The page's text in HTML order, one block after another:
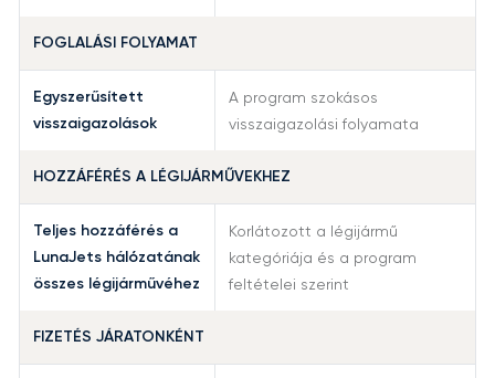
FOGLALÁSI FOLYAMAT
Egyszerűsített
visszaigazolások
A program szokásos
visszaigazolási folyamata
HOZZÁFÉRÉS A LÉGIJÁRMŰVEKHEZ
Teljes hozzáférés a
LunaJets hálózatának
összes légijárművéhez
Korlátozott a légijármű
kategóriája és a program
feltételei szerint
FIZETÉS JÁRATONKÉNT